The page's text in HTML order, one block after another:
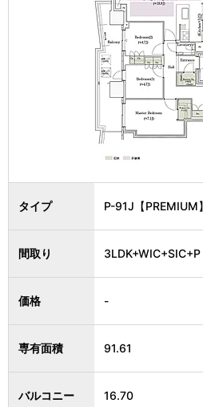
タイプ P-91J【PREMIUM】
間取り 3LDK+WIC+SIC+P
価格 -
専有面積 91.61
バルコニー
16.70